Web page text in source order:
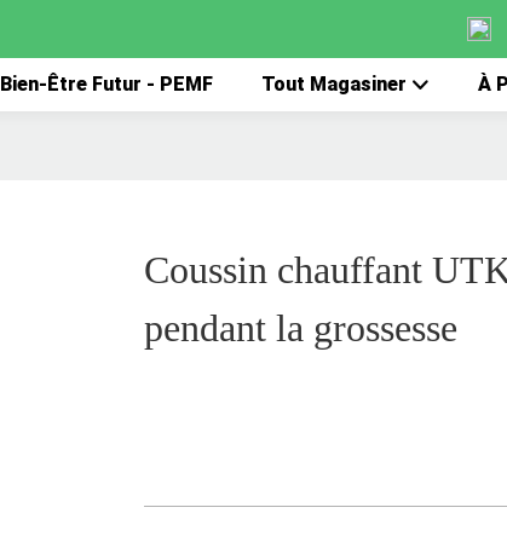
Bien-Être Futur - PEMF Tout Magasiner À
Coussin chauffant
pendant la grossesse